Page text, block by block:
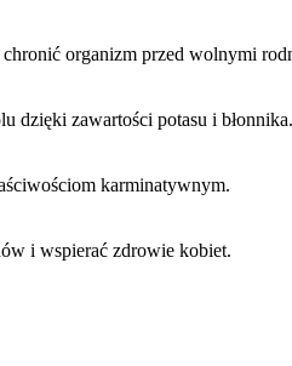
organizm przed wolnymi
dzięki zawartości potasu i błonnika.
karminatywnym.
i wspierać zdrowie kobiet.